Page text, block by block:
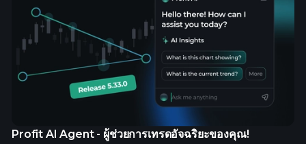
Profit AI Agent - ผู้ช่วยการเทรดอัจฉริยะของคุณ!